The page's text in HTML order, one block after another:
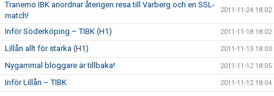
Tranemo IBK anordnar återigen resa till Varberg och en SSL-
match!
2011-11-24 18:02
Inför Söderköping – TIBK (H1) 2011-11-18 18:02
Lillån allt för starka (H1) 2011-11-13 18:03
Nygammal bloggare är tillbaka! 2011-11-12 18:05
Inför Lillån – TIBK 2011-11-12 18:04